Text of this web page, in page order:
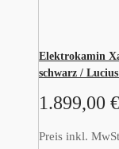
Elektrokamin
schwarz /
1.899,00 €
Preis inkl.